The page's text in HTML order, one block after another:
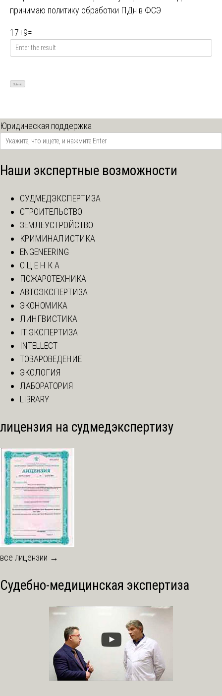
принимаю политику обработки ПДн в ФСЭ
17+9=
Юридическая поддержка
Наши экспертные возможности
СУДМЕДЭКСПЕРТИЗА
СТРОИТЕЛЬСТВО
ЗЕМЛЕУСТРОЙСТВО
КРИМИНАЛИСТИКА
ENGENEERING
О Ц Е Н К А
ПОЖАРОТЕХНИКА
АВТОЭКСПЕРТИЗА
ЭКОНОМИКА
ЛИНГВИСТИКА
IT ЭКСПЕРТИЗА
INTELLECT
ТОВАРОВЕДЕНИЕ
ЭКОЛОГИЯ
ЛАБОРАТОРИЯ
LIBRARY
лицензия на судмедэкспертизу
все лицензии →
Судебно-медицинская экспертиза